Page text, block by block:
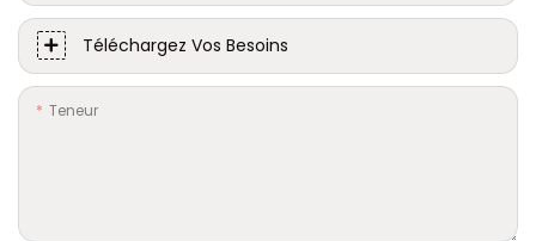
Téléchargez Vos Besoins
Teneur